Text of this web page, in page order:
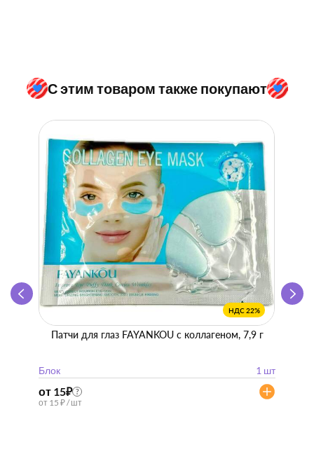
С этим товаром также покупают
НДС 22%
Патчи для глаз FAYANKOU с коллагеном, 7,9 г
Блок 1 шт
от 15₽ ?
от 15 ₽ / шт